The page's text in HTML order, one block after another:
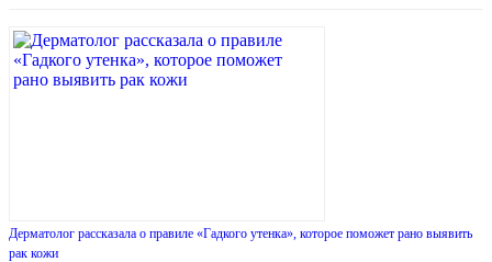
Дерматолог рассказала о правиле «Гадкого утенка», которое поможет рано выявить
рак кожи